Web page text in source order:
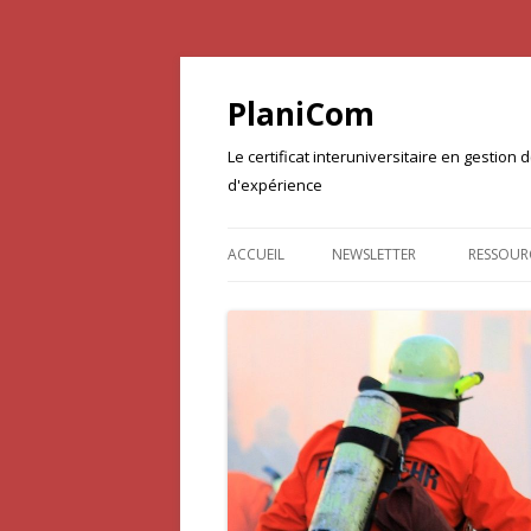
PlaniCom
Le certificat interuniversitaire en gestion
d'expérience
ACCUEIL NEWSLETTER